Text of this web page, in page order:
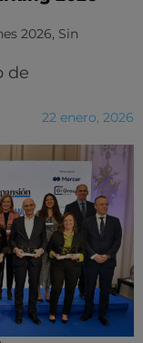
2026, Sin
de
22 enero, 2026